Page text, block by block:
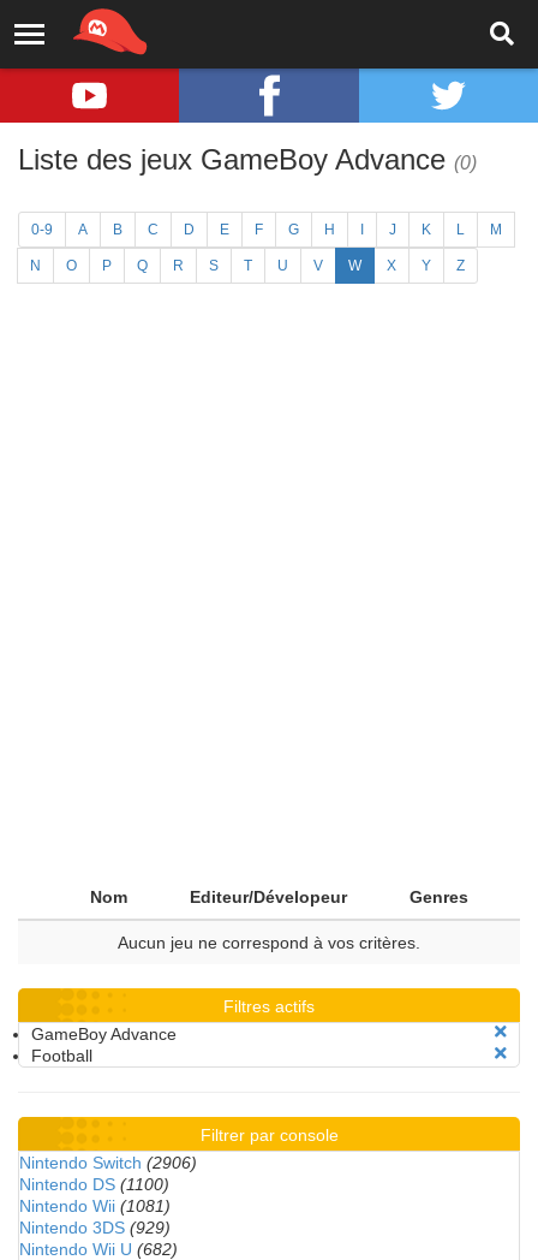
Liste des jeux GameBoy Advance (0)
0-9 A B C D E F G H J K L M
N O P Q R S T U V W X Y Z
Nom Editeur/Dévelopeur Genres
Aucun jeu ne correspond à vos critères.
Filtres actifs
GameBoy Advance
Football
Filtrer par console
Nintendo Switch (2906)
Nintendo DS (1100)
Nintendo Wii (1081)
Nintendo 3DS (929)
Nintendo Wii U (682)